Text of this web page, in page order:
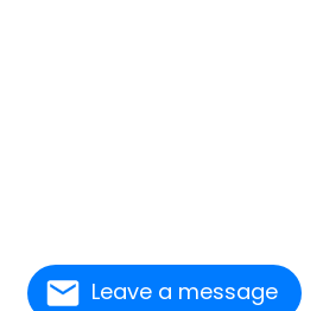
Leave a message